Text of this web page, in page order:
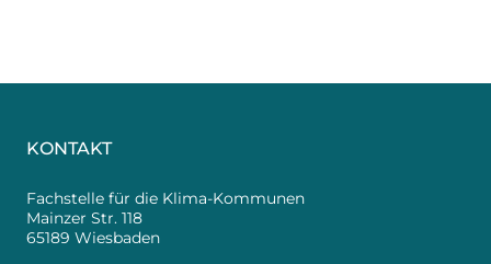
KONTAKT
Fachstelle für die Klima-Kommunen
Mainzer Str. 118
65189 Wiesbaden